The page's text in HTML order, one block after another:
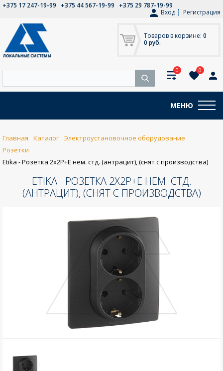
+375 17 247-19-99 +375 44 567-19-99
+375 29 787-19-99
Вход
Регистрация
Товаров в корзине: 0
0 руб.
0 0
МЕНЮ
Главная Каталог
Электроустановочное оборудование
Розетки
Etika - Розетка 2x2P+E нем. стд. (антрацит), (снят с производства)
ETIKA - РОЗЕТКА 2X2P+E НЕМ. СТД.
(АНТРАЦИТ), (СНЯТ С ПРОИЗВОДСТВА)